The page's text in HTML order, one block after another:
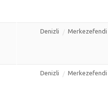
Denizli Merkezefendi
Denizli Merkezefendi